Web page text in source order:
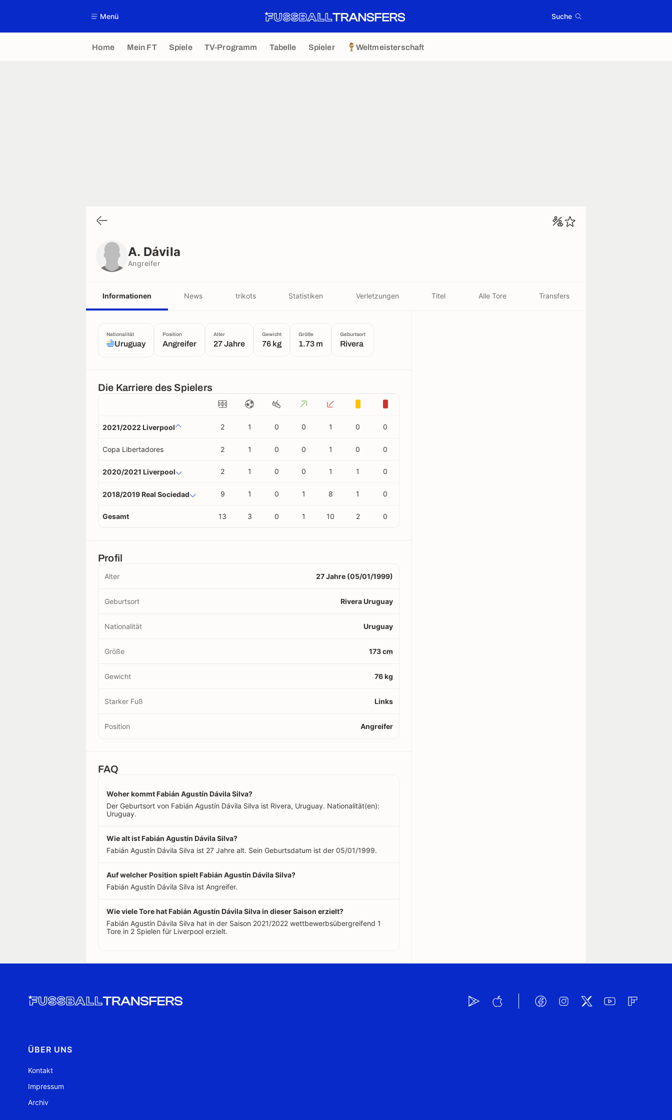
Menü Suche
Home Mein FT Spiele TV-Programm Tabelle Spieler Weltmeisterschaft
A. Dávila
Angreifer
Informationen News trikots Statistiken Verletzungen Titel Alle Tore Transfers
Nationalität
Uruguay
Position
Angreifer
Alter
27 Jahre
Gewicht
76 kg
Größe
1.73 m
Geburtsort
Rivera
Die Karriere des Spielers
2021/2022 Liverpool 2 1 0 0 1 0 0
Copa Libertadores 2 1 0 0 1 0 0
2020/2021 Liverpool 2 1 0 0 1 1 0
2018/2019 Real Sociedad 9 1 0 1 8 1 0
Gesamt 13 3 0 1 10 2 0
Profil
Alter 27 Jahre (05/01/1999)
Geburtsort Rivera Uruguay
Nationalität Uruguay
Größe 173 cm
Gewicht 76 kg
Starker Fuß Links
Position Angreifer
FAQ
Woher kommt Fabián Agustín Dávila Silva?
Der Geburtsort von Fabián Agustín Dávila Silva ist Rivera, Uruguay. Nationalität(en):
Uruguay.
Wie alt ist Fabián Agustín Dávila Silva?
Fabián Agustín Dávila Silva ist 27 Jahre alt. Sein Geburtsdatum ist der 05/01/1999.
Auf welcher Position spielt Fabián Agustín Dávila Silva?
Fabián Agustín Dávila Silva ist Angreifer.
Wie viele Tore hat Fabián Agustín Dávila Silva in dieser Saison erzielt?
Fabián Agustín Dávila Silva hat in der Saison 2021/2022 wettbewerbsübergreifend 1
Tore in 2 Spielen für Liverpool erzielt.
ÜBER UNS
Kontakt
Impressum
Archiv